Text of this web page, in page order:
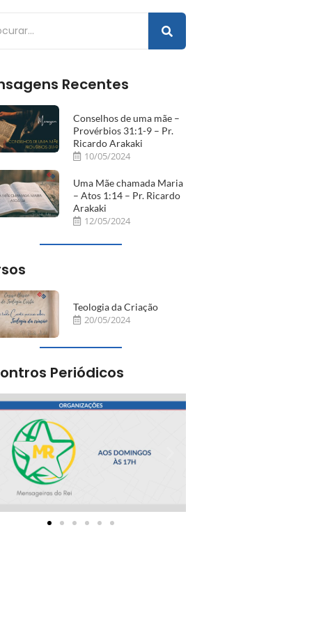
Recentes
Conselhos de uma mãe –
Provérbios 31:1-9 – Pr.
Ricardo Arakaki
10/05/2024
Uma Mãe chamada Maria
– Atos 1:14 – Pr. Ricardo
Arakaki
12/05/2024
Teologia da Criação
20/05/2024
Periódicos